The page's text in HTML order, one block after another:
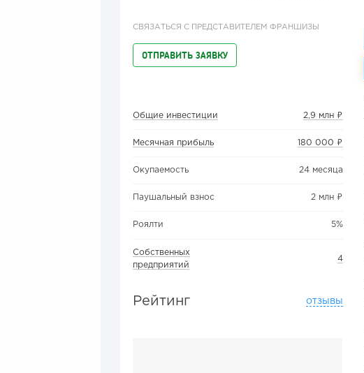
СВЯЗАТЬСЯ С ПРЕДСТАВИТЕЛЕМ ФРАНШИЗЫ
ОТПРАВИТЬ ЗАЯВКУ
Общие инвестиции 2,9 млн ₽
Месячная прибыль 180 000 ₽
Окупаемость 24 месяца
Паушальный взнос 2 млн ₽
Роялти 5%
Собственных
предприятий
4
Рейтинг отзывы